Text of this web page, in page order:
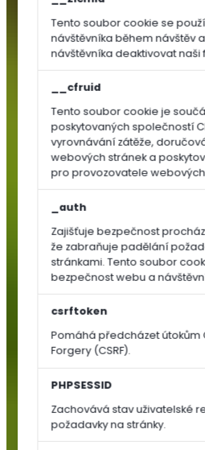
Tento soubor cookie se
návštěvníka během návštěv
návštěvníka deaktivovat naši
__cfruid
Tento soubor cookie je
poskytovaných společností
vyrovnávání zátěže,
webových stránek a
pro provozovatele
_auth
Zajišťuje bezpečnost
že zabraňuje padělání
stránkami. Tento soubor
bezpečnost webu a
csrftoken
Pomáhá předcházet útokům
Forgery (CSRF).
PHPSESSID
Zachovává stav uživatelské
požadavky na stránky.
TRAVNÍ
OSIVA
a
a
směsi
směsi
SEMÍNKA